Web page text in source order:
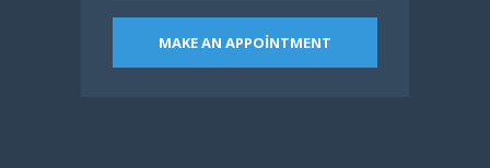
MAKE AN APPOINTMENT